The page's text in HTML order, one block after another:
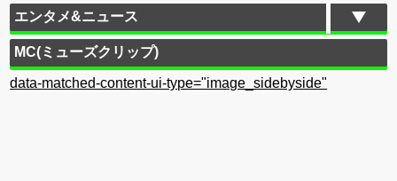
エンタメ&ニュース
MC(ミューズクリップ)
data-matched-content-ui-type="image_sidebyside"